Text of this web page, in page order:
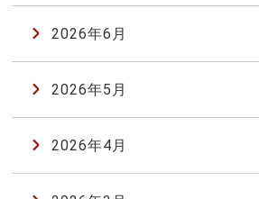
2026年6月
2026年5月
2026年4月